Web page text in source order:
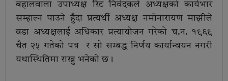
बहालवाला उपाध्यक्ष रिट निवेदकले अध्यक्षको कार्यभार
सम्हाल्न पाउने हुँदा प्रत्यर्थी अध्यक्ष नमोनारायण माझीले
वडा अध्यक्षलाई अधिकार प्रत्यायोजन गरेको च.न. १९६९
चैत २५ गतेको पत्र र सो सम्बद्ध निर्णय कार्यान्वयन नगरी
यथास्थितिमा राख्नु भनेको छ।